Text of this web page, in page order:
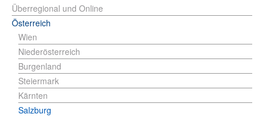
Überregional und Online
Österreich
Wien
Niederösterreich
Burgenland
Steiermark
Kärnten
Salzburg